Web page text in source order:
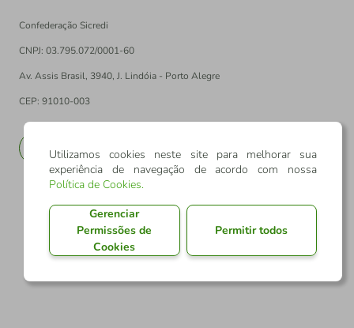
Confederação Sicredi
CNPJ: 03.795.072/0001-60
Av. Assis Brasil, 3940, J. Lindóia - Porto Alegre
CEP: 91010-003
Utilizamos cookies neste site para melhorar sua
experiência de navegação de acordo com nossa
Política de Cookies.
Gerenciar
Permissões de
Cookies
Permitir todos